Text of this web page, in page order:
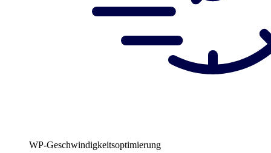
WP-Geschwindigkeitsoptimierung